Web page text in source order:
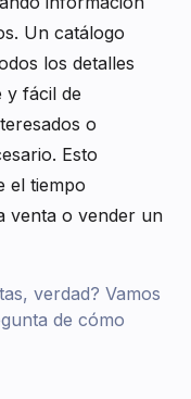
Un catálogo
los detalles
y fácil de
o
Esto
el tiempo
venta o vender un
verdad? Vamos
de cómo